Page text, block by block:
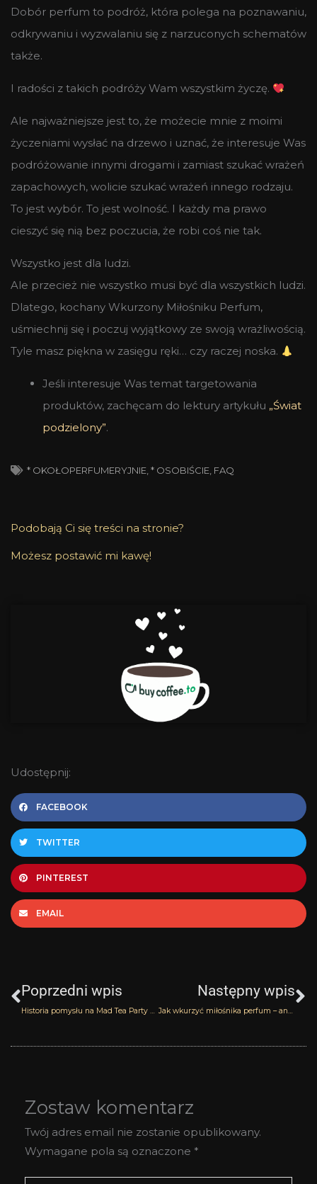
Dobór perfum to podróż, która polega na poznawaniu,
odkrywaniu i wyzwalaniu się z narzuconych schematów
także.
I radości z takich podróży Wam wszystkim życzę.
Ale najważniejsze jest to, że możecie mnie z moimi
życzeniami wysłać na drzewo i uznać, że interesuje Was
podróżowanie innymi drogami i zamiast szukać wrażeń
zapachowych, wolicie szukać wrażeń innego rodzaju.
To jest wybór. To jest wolność. I każdy ma prawo
cieszyć się nią bez poczucia, że robi coś nie tak.
Wszystko jest dla ludzi.
Ale przecież nie wszystko musi być dla wszystkich ludzi.
Dlatego, kochany Wkurzony Miłośniku Perfum,
uśmiechnij się i poczuj wyjątkowy ze swoją wrażliwością.
Tyle masz piękna w zasięgu ręki… czy raczej noska.
Jeśli interesuje Was temat targetowania
produktów, zachęcam do lektury artykułu „Świat
podzielony”.
* OKOŁOPERFUMERYJNIE * OSOBIŚCIE FAQ
Podobają Ci się treści na stronie?
Możesz postawić mi kawę!
Udostępnij:
FACEBOOK
TWITTER
PINTEREST
EMAIL
Poprzedni wpis
Historia pomysłu na Mad Tea Party Le Frag
Następny wpis
Jak wkurzyć miłośnika perfum – antyporadnik część 2
Zostaw komentarz
Twój adres email nie zostanie opublikowany.
Wymagane pola są oznaczone *